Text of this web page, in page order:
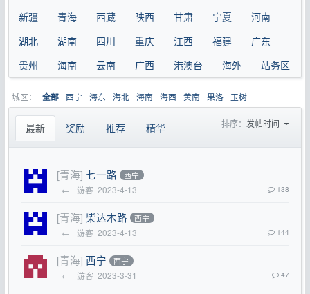
新疆
青海 西藏 陕西 甘肃 宁夏
河南
湖北
湖南 四川 重庆 江西 福建
广东
贵州
海南 云南 广西 港澳台 海外 站务区
城区： 全部 西宁 海东 海北 海南 海西 黄南 果洛 玉树
最新 奖励 推荐 精华 排序： 发帖时间
[青海] 七一路 西宁
← 游客 2023-4-13 138
[青海] 柴达木路 西宁
← 游客 2023-4-13 144
[青海] 西宁 西宁
← 游客 2023-3-31 47